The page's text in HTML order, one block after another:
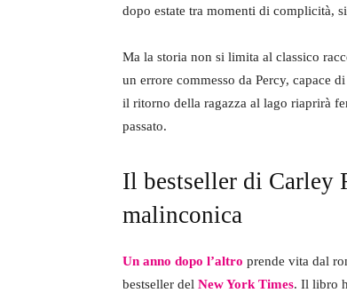
dopo estate tra momenti di complicità,
Ma la storia non si limita al classico
un errore commesso da Percy, capace
il ritorno della ragazza al lago riaprirà
passato.
Il bestseller di Carley
malinconica
Un anno dopo l’altro prende vita dal
bestseller del New York Times. Il libro